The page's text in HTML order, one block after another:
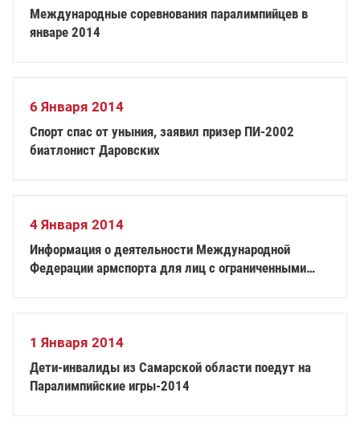
Международные соревнования паралимпийцев в
январе 2014
6 Января 2014
Спорт спас от уныния, заявил призер ПИ-2002
биатлонист Даровских
4 Января 2014
Информация о деятельности Международной
Федерации армспорта для лиц с ограниченными
1 Января 2014
Дети-инвалиды из Самарской области поедут на
Паралимпийские игры-2014